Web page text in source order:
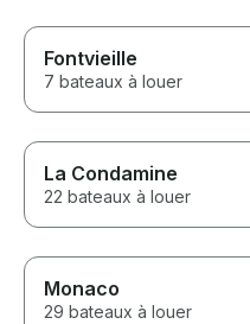
Fontvieille
7 bateaux à louer
La Condamine
22 bateaux à louer
Monaco
29 bateaux à louer